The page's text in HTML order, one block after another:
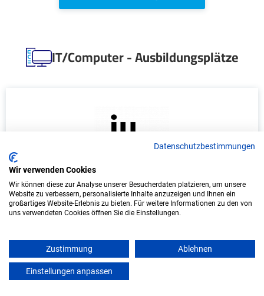
IT/Computer - Ausbildungsplätze
Duales Studium Wirtschaftsinformatik
(B.Sc.) am virtuellen Campus - KIX Service
KIX Service Software GmbH
In Kooperation mit IU Duales Studium (Internationale
Hochschule)
Datenschutzbestimmungen
Wir verwenden Cookies
Wir können diese zur Analyse unserer Besucherdaten platzieren, um unsere
Website zu verbessern, personalisierte Inhalte anzuzeigen und Ihnen ein
großartiges Website-Erlebnis zu bieten. Für weitere Informationen zu den von
uns verwendeten Cookies öffnen Sie die Einstellungen.
Zustimmung Ablehnen
Einstellungen anpassen